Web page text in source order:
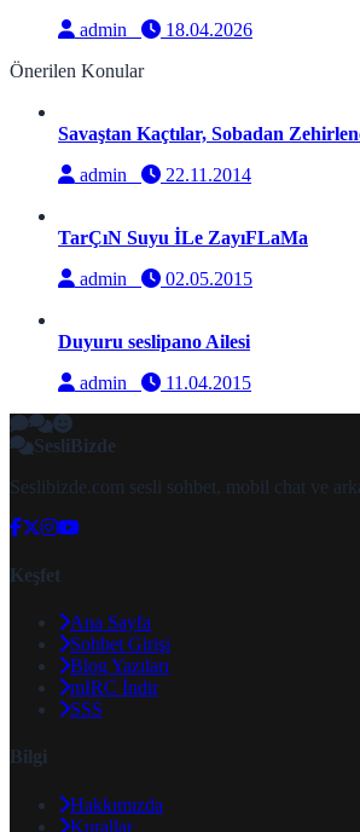
admin
18.04.2026
Önerilen Konular
Savaştan Kaçtılar, Sobadan
admin
22.11.2014
TarÇıN Suyu İLe ZayıFLaMa
admin
02.05.2015
Duyuru seslipano Ailesi
admin
11.04.2015
SesliBizde
Seslibizde.com sesli sohbet, mobil chat ve
Keşfet
Ana Sayfa
Sohbet Girişi
Blog Yazıları
mIRC İndir
SSS
Bilgi
Hakkımızda
Kurallar